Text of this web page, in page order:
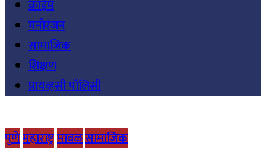
क्राईम
मनोरंजन
सामाजिक
शिक्षण
प्रायव्हसी पॉलिसी
पुणेमहाराष्ट्रमावळसामाजिक